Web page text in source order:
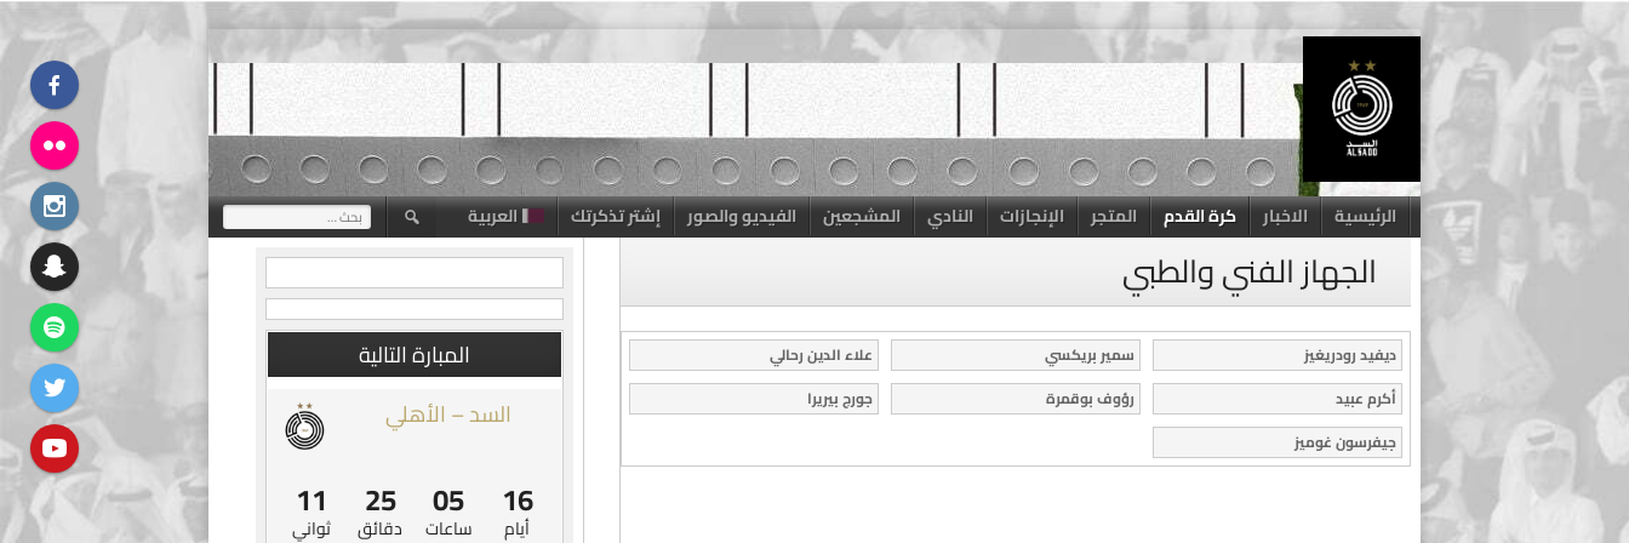
Skip
content
الرئيسية الاخبار كرة القدم المتجر الإنجازات النادي المشجعين الفيديو والصور إشتر تذكرتك العربية البحث
عن:
الجهاز الفني والطبي
ديفيد رودريغيز سمير بريكسي
علاء الدين رحالي
أكرم عبيد
رؤوف بوقمرة
جورج بيريرا
جيفرسون غوميز
المبارة التالية
السد – الأهلي
16
أيام
05
ساعات
25
دقائق
10
ثواني